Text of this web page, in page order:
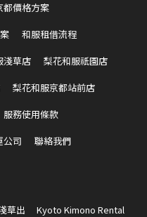
都價格方案
和服租借流程
淺草店
梨花和服祇園店
梨花和服京都站前店
服務使用條款
公司
聯絡我們
草出
Kyoto Kimono Rental